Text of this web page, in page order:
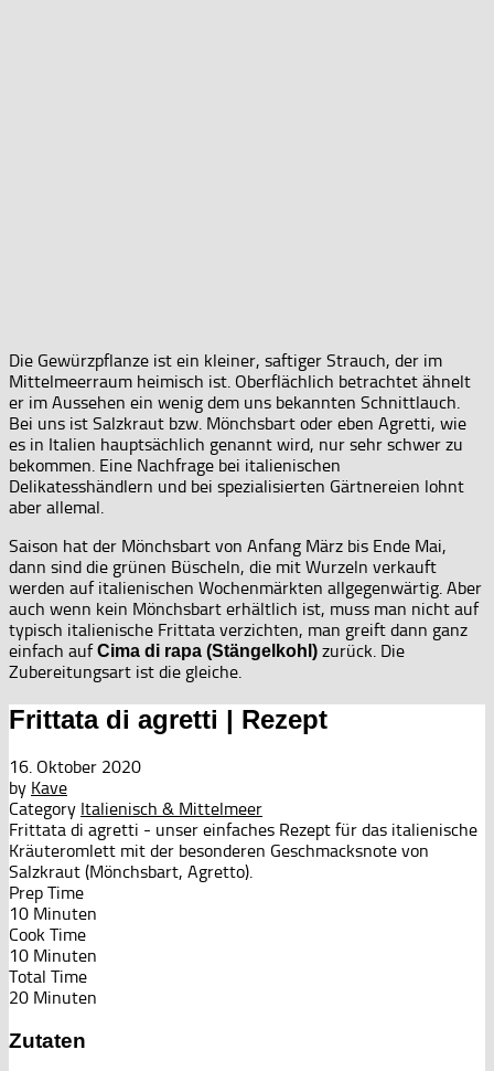
Die Gewürzpflanze ist ein kleiner, saftiger Strauch, der im
Mittelmeerraum heimisch ist. Oberflächlich betrachtet ähnelt
er im Aussehen ein wenig dem uns bekannten Schnittlauch.
Bei uns ist Salzkraut bzw. Mönchsbart oder eben Agretti, wie
es in Italien hauptsächlich genannt wird, nur sehr schwer zu
bekommen. Eine Nachfrage bei italienischen
Delikatesshändlern und bei spezialisierten Gärtnereien lohnt
aber allemal.
Saison hat der Mönchsbart von Anfang März bis Ende Mai,
dann sind die grünen Büscheln, die mit Wurzeln verkauft
werden auf italienischen Wochenmärkten allgegenwärtig. Aber
auch wenn kein Mönchsbart erhältlich ist, muss man nicht auf
typisch italienische Frittata verzichten, man greift dann ganz
einfach aufCima di rapa (Stängelkohl) zurück. Die
Zubereitungsart ist die gleiche.
Frittata di agretti | Rezept
16. Oktober 2020
by Kave
Category Italienisch & Mittelmeer
Frittata di agretti - unser einfaches Rezept für das italienische
Kräuteromlett mit der besonderen Geschmacksnote von
Salzkraut (Mönchsbart, Agretto).
Prep Time
10 Minuten
Cook Time
10 Minuten
Total Time
20 Minuten
Zutaten